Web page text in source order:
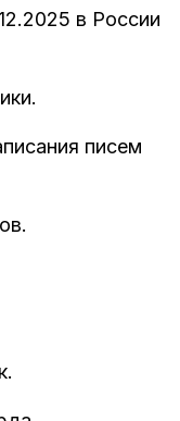
в России
писем